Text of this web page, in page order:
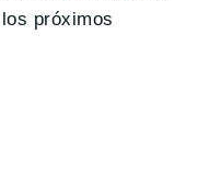
próximos